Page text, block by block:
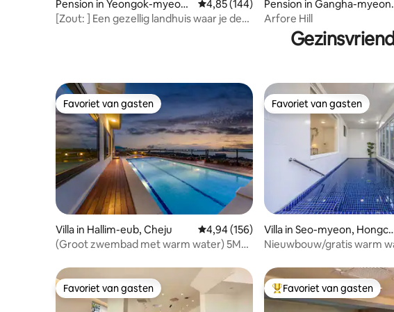
Pension in Yeongok-myeon,
Gangneung-si
Gemiddelde beoordeling van 4,85 op 5,
4,85 (144)
[Zout: ] Een gezellig landhuis waar je de
Pension in Gangha-myeon,
Yangpyeong-gun
Arfore Hill
Favoriet van gasten
Favoriet van gasten
Villa in Hallim-eub, Cheju Gemiddelde beoordeling van 4,94 op 5,
4,94 (156)
(Groot zwembad met warm water) 5M
barbecue/binnenzuizine/Aewol/constante
temperatuur
Favoriet van gasten
Favoriet van gasten
Villa in Seo-myeon,
on
Nieuwbouw/gratis warm
verblijf/kamer voor 1
pyeong/buurt van Seoul/
Favoriet van gasten
Favoriet van gasten Topfavoriet van gasten
Favoriet van gasten